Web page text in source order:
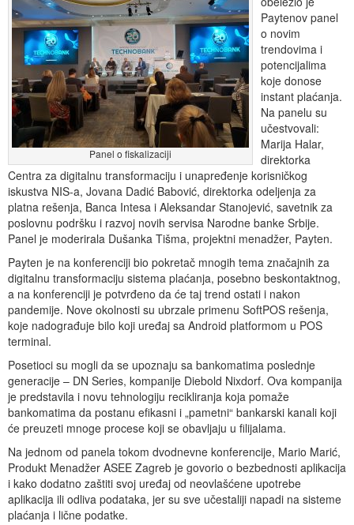
Panel o fiskalizaciji
Paytenov panel
o novim
trendovima i
potencijalima
koje donose
instant plaćanja.
Na panelu su
učestvovali:
Marija Halar,
direktorka
Centra za digitalnu transformaciju i unapređenje korisničkog
iskustva NIS-a, Jovana Dadić Babović, direktorka odeljenja za
platna rešenja, Banca Intesa i Aleksandar Stanojević, savetnik za
poslovnu podršku i razvoj novih servisa Narodne banke Srbije.
Panel je moderirala Dušanka Tišma, projektni menadžer, Payten.
Payten je na konferenciji bio pokretač mnogih tema značajnih za
digitalnu transformaciju sistema plaćanja, posebno beskontaktnog,
a na konferenciji je potvrđeno da će taj trend ostati i nakon
pandemije. Nove okolnosti su ubrzale primenu SoftPOS rešenja,
koje nadograđuje bilo koji uređaj sa Android platformom u POS
terminal.
Posetioci su mogli da se upoznaju sa bankomatima poslednje
generacije – DN Series, kompanije Diebold Nixdorf. Ova kompanija
je predstavila i novu tehnologiju recikliranja koja pomaže
bankomatima da postanu efikasni i „pametni“ bankarski kanali koji
će preuzeti mnoge procese koji se obavljaju u filijalama.
Na jednom od panela tokom dvodnevne konferencije, Mario Marić,
Produkt Menadžer ASEE Zagreb je govorio o bezbednosti aplikacija
i kako dodatno zaštiti svoj uređaj od neovlašćene upotrebe
aplikacija ili odliva podataka, jer su sve učestaliji napadi na sisteme
plaćanja i lične podatke.